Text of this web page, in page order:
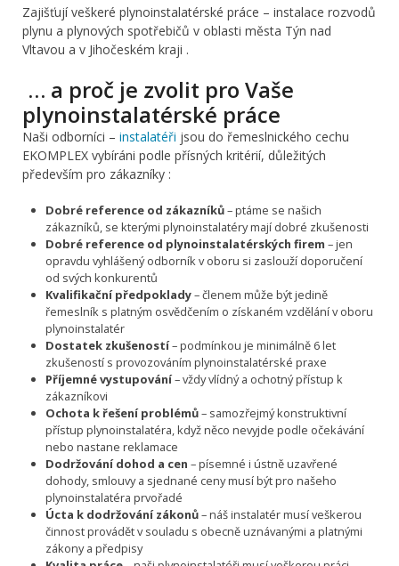
Zajišťují veškeré plynoinstalatérské práce – instalace rozvodů
plynu a plynových spotřebičů v oblasti města Týn nad
Vltavou a v Jihočeském kraji .
… a proč je zvolit pro Vaše
plynoinstalatérské práce
Naši odborníci – instalatéři jsou do řemeslnického cechu
EKOMPLEX vybíráni podle přísných kritérií, důležitých
především pro zákazníky :
Dobré reference od zákazníků– ptáme se našich
zákazníků, se kterými plynoinstalatéry mají dobré zkušenosti
Dobré reference od plynoinstalatérských firem – jen
opravdu vyhlášený odborník v oboru si zaslouží doporučení
od svých konkurentů
Kvalifikační předpoklady– členem může být jedině
řemeslník s platným osvědčením o získaném vzdělání v oboru
plynoinstalatér
Dostatek zkušeností– podmínkou je minimálně 6 let
zkušeností s provozováním plynoinstalatérské praxe
Příjemné vystupování– vždy vlídný a ochotný přístup k
zákazníkovi
Ochota k řešení problémů– samozřejmý konstruktivní
přístup plynoinstalatéra, když něco nevyjde podle očekávání
nebo nastane reklamace
Dodržování dohod a cen – písemné i ústně uzavřené
dohody, smlouvy a sjednané ceny musí být pro našeho
plynoinstalatéra prvořadé
Úcta k dodržování zákonů– náš instalatér musí veškerou
činnost provádět v souladu s obecně uznávanými a platnými
zákony a předpisy